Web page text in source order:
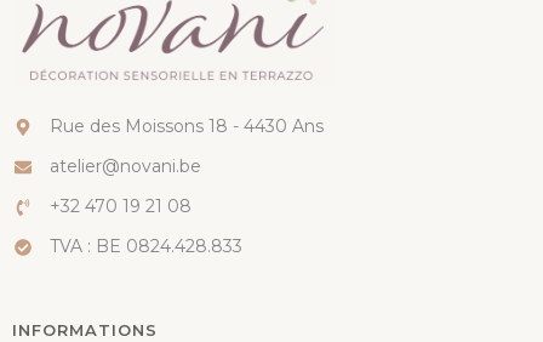
Rue des Moissons 18 - 4430 Ans
atelier@novani.be
+32 470 19 21 08
TVA : BE 0824.428.833
INFORMATIONS